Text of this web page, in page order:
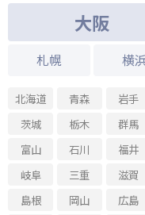
大阪
札幌 横
北海道 青森 岩手
茨城
栃木 群馬
富山
石川 福井
岐阜
三重 滋賀
島根
岡山 広島